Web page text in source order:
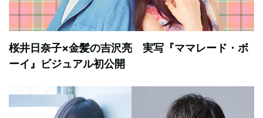
桜井日奈子×金髪の吉沢亮 実写『ママレード・ボ
ーイ』ビジュアル初公開